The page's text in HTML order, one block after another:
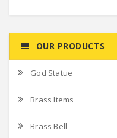
OUR PRODUCTS
God Statue
Brass Items
Brass Bell